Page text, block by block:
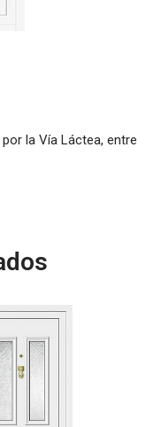
la Vía Láctea, entre